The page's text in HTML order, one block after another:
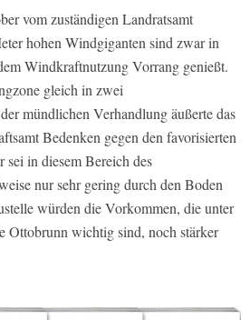
vom zuständigen Landratsamt
hohen Windgiganten sind zwar in
Windkraftnutzung Vorrang genießt.
gleich in zwei
mündlichen Verhandlung äußerte das
Bedenken gegen den favorisierten
sei in diesem Bereich des
nur sehr gering durch den Boden
würden die Vorkommen, die unter
Ottobrunn wichtig sind, noch stärker